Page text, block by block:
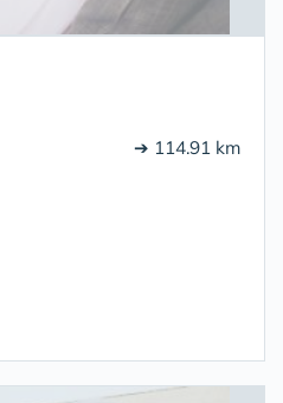
➔ 114.91 km